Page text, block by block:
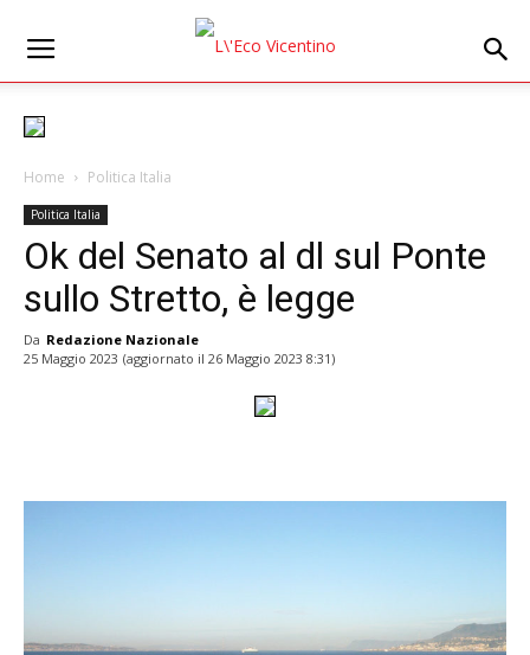
Home Politica Italia
Politica Italia
Ok del Senato al dl sul Ponte
sullo Stretto, è legge
Da Redazione Nazionale
25 Maggio 2023 (aggiornato il 26 Maggio 2023 8:31)